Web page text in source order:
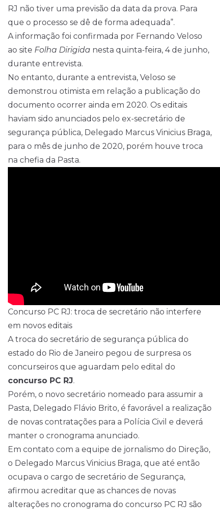
RJ não tiver uma previsão da data da prova. Para
que o processo se dê de forma adequada”.
A informação foi confirmada por Fernando Veloso
ao site Folha Dirigida nesta quinta-feira, 4 de junho,
durante entrevista.
No entanto, durante a entrevista, Veloso se
demonstrou otimista em relação a publicação do
documento ocorrer ainda em 2020. Os editais
haviam sido anunciados pelo ex-secretário de
segurança pública, Delegado Marcus Vinicius Braga,
para o mês de junho de 2020, porém houve troca
na chefia da Pasta.
Concurso PC RJ: troca de secretário não interfere
em novos editais
A troca do secretário de segurança pública do
estado do Rio de Janeiro pegou de surpresa os
concurseiros que aguardam pelo edital do
concurso PC RJ.
Porém, o novo secretário nomeado para assumir a
Pasta, Delegado Flávio Brito, é favorável a realização
de novas contratações para a Polícia Civil e deverá
manter o cronograma anunciado.
Em contato com a equipe de jornalismo do Direção,
o Delegado Marcus Vinicius Braga, que até então
ocupava o cargo de secretário de Segurança,
afirmou acreditar que as chances de novas
alterações no cronograma do concurso PC RJ são